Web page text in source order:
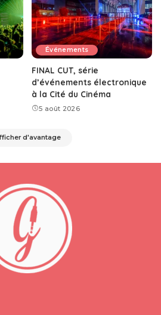
Événements
FINAL CUT, série
d’événements électronique
à la Cité du Cinéma
5 août 2026
d'avantage